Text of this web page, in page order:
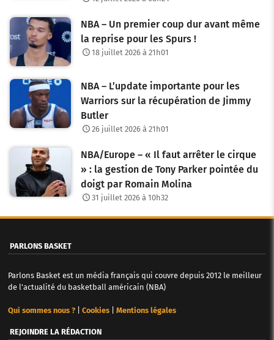
NBA – Un premier coup dur avant même
la reprise pour les Spurs !
18 juillet 2026 à 21h01
NBA – L’update importante pour les
Warriors sur la récupération de Jimmy
Butler
26 juillet 2026 à 21h01
NBA/Europe – « Il faut arrêter le cirque
» : la gestion de Tony Parker pointée du
doigt par Romain Molina
31 juillet 2026 à 10h32
PARLONS BASKET
Parlons Basket est un média français qui couvre depuis 2012 le meilleur
de l'actualité du basketball américain (NBA)
Qui sommes nous ?| Cookies| Mentions légales
REJOINDRE LA RÉDACTION